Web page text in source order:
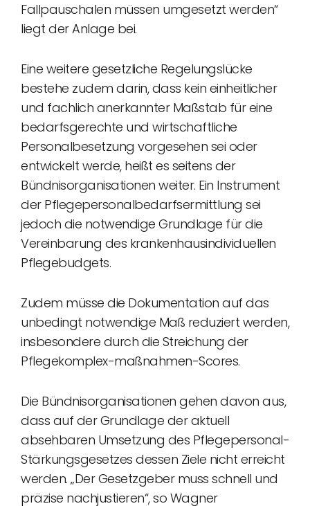
Fallpauschalen müssen umgesetzt werden“
liegt der Anlage bei.
Eine weitere gesetzliche Regelungslücke
bestehe zudem darin, dass kein einheitlicher
und fachlich anerkannter Maßstab für eine
bedarfsgerechte und wirtschaftliche
Personalbesetzung vorgesehen sei oder
entwickelt werde, heißt es seitens der
Bündnisorganisationen weiter. Ein Instrument
der Pflegepersonalbedarfsermittlung sei
jedoch die notwendige Grundlage für die
Vereinbarung des krankenhausindividuellen
Pflegebudgets.
Zudem müsse die Dokumentation auf das
unbedingt notwendige Maß reduziert werden,
insbesondere durch die Streichung der
Pflegekomplex-maßnahmen-Scores.
Die Bündnisorganisationen gehen davon aus,
dass auf der Grundlage der aktuell
absehbaren Umsetzung des Pflegepersonal-
Stärkungsgesetzes dessen Ziele nicht erreicht
werden. „Der Gesetzgeber muss schnell und
präzise nachjustieren“, so Wagner